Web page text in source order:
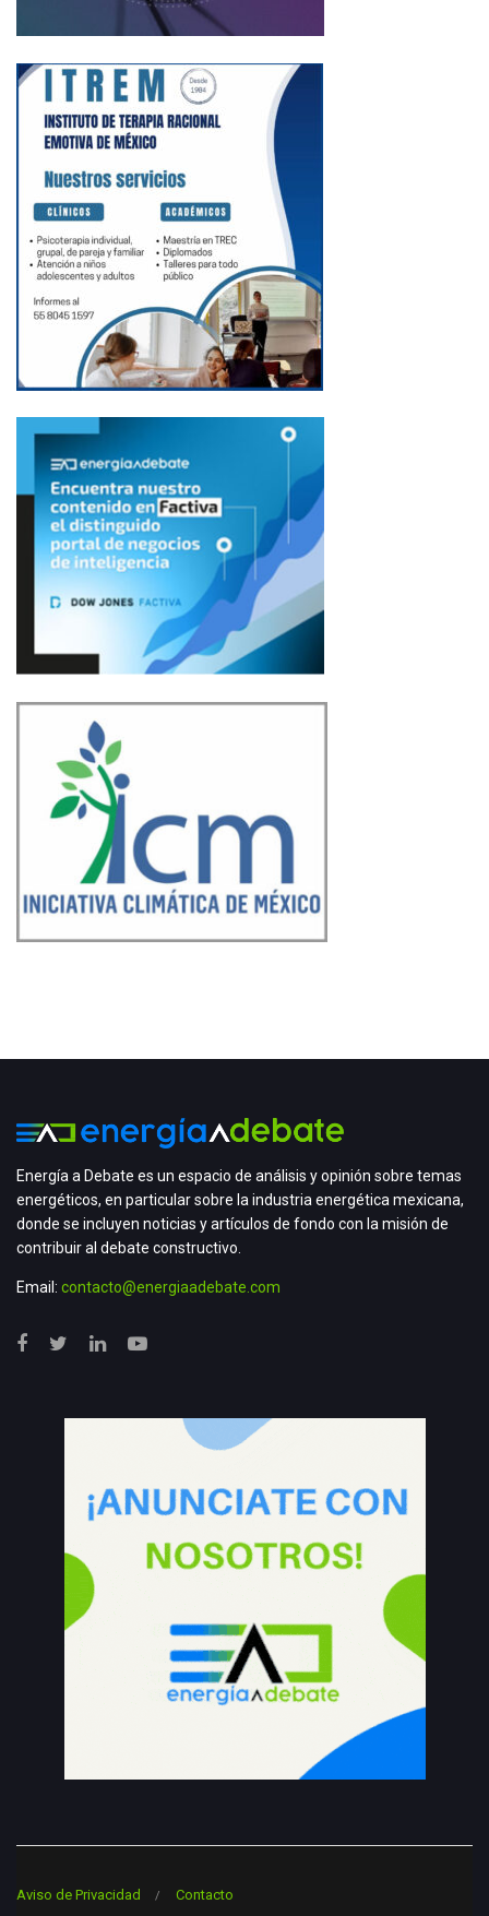
Energía a Debate es un espacio de análisis y opinión sobre temas
energéticos, en particular sobre la industria energética mexicana,
donde se incluyen noticias y artículos de fondo con la misión de
contribuir al debate constructivo.
Email: contacto@energiaadebate.com
Aviso de Privacidad Contacto